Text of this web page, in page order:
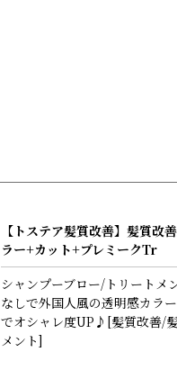
【トステア髪質改善】髪質改
ラー+カット+プレミークTr
シャンプーブロー/トリートメ
なしで外国人風の透明感カラ
でオシャレ度UP♪[髪質改善/
メント]